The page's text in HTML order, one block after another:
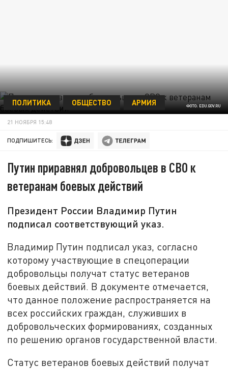
ФОТО: EDU.GOV.RU
ПОЛИТИКА ОБЩЕСТВО АРМИЯ
21 НОЯБРЯ 15:48
ПОДПИШИТЕСЬ:
Путин приравнял добровольцев в СВО к
ветеранам боевых действий
Президент России Владимир Путин
подписал соответствующий указ.
Владимир Путин подписал указ, согласно
которому участвующие в спецоперации
добровольцы получат статус ветеранов
боевых действий. В документе отмечается,
что данное положение распространяется на
всех российских граждан, служивших в
добровольческих формированиях, созданных
по решению органов государственной власти.
Статус ветеранов боевых действий получат